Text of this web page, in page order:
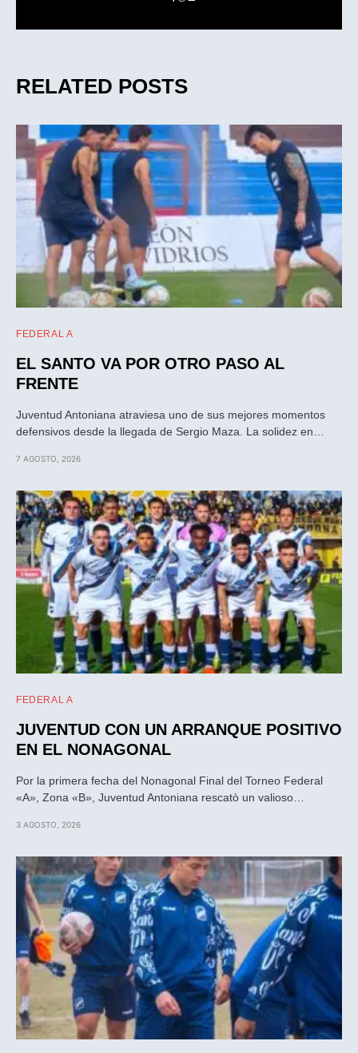
RELATED POSTS
FEDERAL A
EL SANTO VA POR OTRO PASO AL
FRENTE
Juventud Antoniana atraviesa uno de sus mejores momentos
defensivos desde la llegada de Sergio Maza. La solidez en…
7 AGOSTO, 2026
FEDERAL A
JUVENTUD CON UN ARRANQUE POSITIVO
EN EL NONAGONAL
Por la primera fecha del Nonagonal Final del Torneo Federal
«A», Zona «B», Juventud Antoniana rescatò un valioso…
3 AGOSTO, 2026